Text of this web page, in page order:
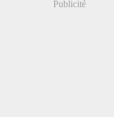
Publicité